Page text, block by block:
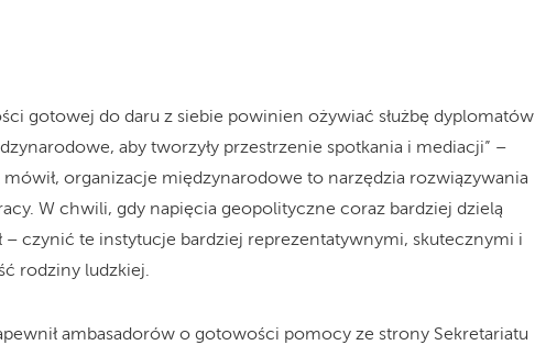
gotowej do daru z siebie powinien ożywiać służbę dyplomatów
aby tworzyły przestrzenie spotkania i mediacji” –
mówił, organizacje międzynarodowe to narzędzia rozwiązywania
W chwili, gdy napięcia geopolityczne coraz bardziej dzielą
– czynić te instytucje bardziej reprezentatywnymi, skutecznymi i
rodziny ludzkiej.
ambasadorów o gotowości pomocy ze strony Sekretariatu